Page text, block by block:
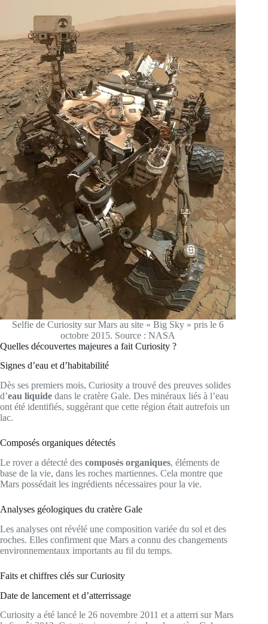
Selfie de Curiosity sur Mars au site « Big Sky » pris le 6
octobre 2015. Source : NASA
Quelles découvertes majeures a fait Curiosity ?
Signes d’eau et d’habitabilité
Dès ses premiers mois, Curiosity a trouvé des preuves solides
d’eau liquide dans le cratère Gale. Des minéraux liés à l’eau
ont été identifiés, suggérant que cette région était autrefois un
lac.
Composés organiques détectés
Le rover a détecté des composés organiques, éléments de
base de la vie, dans les roches martiennes. Cela montre que
Mars possédait les ingrédients nécessaires pour la vie.
Analyses géologiques du cratère Gale
Les analyses ont révélé une composition variée du sol et des
roches. Elles confirment que Mars a connu des changements
environnementaux importants au fil du temps.
Faits et chiffres clés sur Curiosity
Date de lancement et d’atterrissage
Curiosity a été lancé le 26 novembre 2011 et a atterri sur Mars